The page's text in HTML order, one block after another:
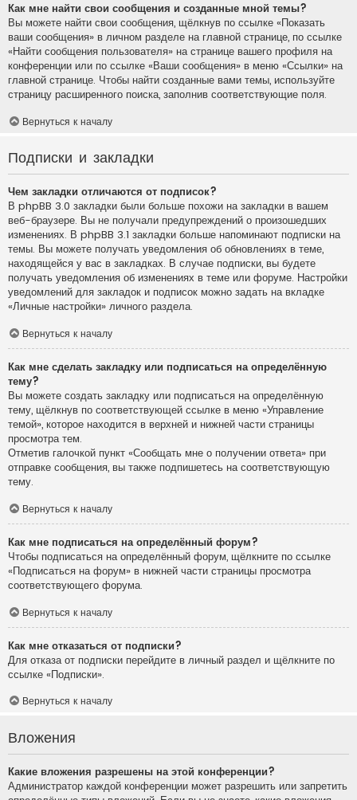
Как мне найти свои сообщения и созданные мной темы?
Вы можете найти свои сообщения, щёлкнув по ссылке «Показать
ваши сообщения» в личном разделе на главной странице, по ссылке
«Найти сообщения пользователя» на странице вашего профиля на
конференции или по ссылке «Ваши сообщения» в меню «Ссылки» на
главной странице. Чтобы найти созданные вами темы, используйте
страницу расширенного поиска, заполнив соответствующие поля.
Вернуться к началу
Подписки и закладки
Чем закладки отличаются от подписок?
В phpBB 3.0 закладки были больше похожи на закладки в вашем
веб-браузере. Вы не получали предупреждений о произошедших
изменениях. В phpBB 3.1 закладки больше напоминают подписки на
темы. Вы можете получать уведомления об обновлениях в теме,
находящейся у вас в закладках. В случае подписки, вы будете
получать уведомления об изменениях в теме или форуме. Настройки
уведомлений для закладок и подписок можно задать на вкладке
«Личные настройки» личного раздела.
Вернуться к началу
Как мне сделать закладку или подписаться на определённую
тему?
Вы можете создать закладку или подписаться на определённую
тему, щёлкнув по соответствующей ссылке в меню «Управление
темой», которое находится в верхней и нижней части страницы
просмотра тем.
Отметив галочкой пункт «Сообщать мне о получении ответа» при
отправке сообщения, вы также подпишетесь на соответствующую
тему.
Вернуться к началу
Как мне подписаться на определённый форум?
Чтобы подписаться на определённый форум, щёлкните по ссылке
«Подписаться на форум» в нижней части страницы просмотра
соответствующего форума.
Вернуться к началу
Как мне отказаться от подписки?
Для отказа от подписки перейдите в личный раздел и щёлкните по
ссылке «Подписки».
Вернуться к началу
Вложения
Какие вложения разрешены на этой конференции?
Администратор каждой конференции может разрешить или запретить